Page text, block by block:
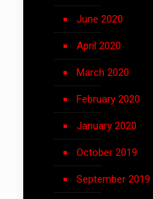
June 2020
April 2020
March 2020
February 2020
January 2020
October 2019
September 2019